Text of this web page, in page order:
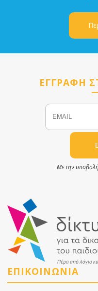
ΕΓΓΡΑΦΗ
Email
Με την
ΕΠΙΚΟΙΝΩΝΙΑ